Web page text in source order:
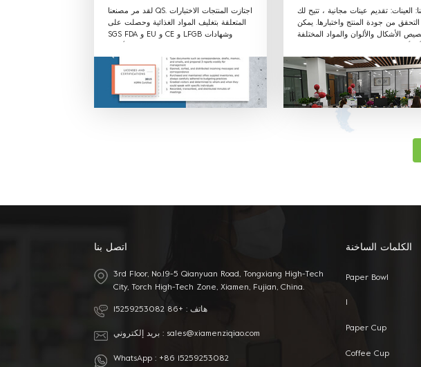
لقد مر مصنعنا QS. اجتازت المنتجات الاختبارات
المتعلقة بتغليف المواد الغذائية وحصلت على
SGS FDA و EU و CE و LFGB وشهادات
العينات: تقديم عينات مجانية ، تتيح لك
التحقق من جودة المنتج واختبارها. يمكن
الأشكال والألوان والمواد المختلفة
OEM: Label & Sticker & Hangtag مع
توريد تصاميم الاقتباس والعفن في
المناسب. لدينا فريق مبيعات محترف
لتقديم أفضل خدمة.
اتصل بنا
3rd Floor, No.19-5 Qianyuan Road, Tongxiang High-Tech
City, Torch High-Tech Zone, Xiamen, Fujian, China.
هاتف : +86 15259253082
بريد إلكتروني : sales@xiamenziqiao.com
WhatsApp : +86 15259253082
الكلمات الساخنة
Paper Bowl
I
Paper Cup
Coffee Cup